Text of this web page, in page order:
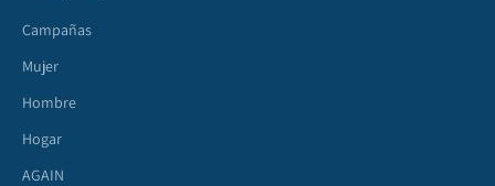
Campañas
Mujer
Hombre
Hogar
AGAIN